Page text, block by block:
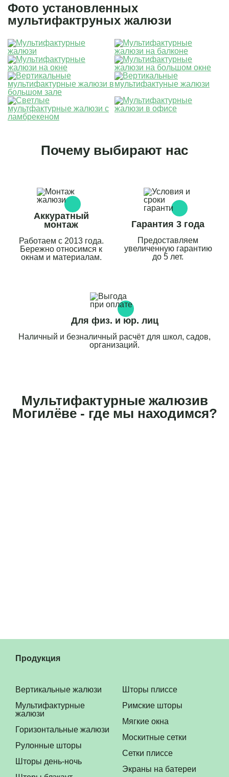
Фото установленных
мультифактруных жалюзи
Почему выбирают нас
Аккуратный
монтаж
Работаем с 2013 года.
Бережно относимся к
окнам и материалам.
Гарантия 3 года
Предоставляем
увеличенную гарантию
до 5 лет.
Для физ. и юр. лиц
Наличный и безналичный расчёт для школ, садов,
организаций.
Мультифактурные жалюзив
Могилёве - где мы находимся?
Продукция
Вертикальные жалюзи
Мультифактурные
жалюзи
Горизонтальные жалюзи
Рулонные шторы
Шторы день-ночь
Шторы плиссе
Римские шторы
Мягкие окна
Москитные сетки
Сетки плиссе
Экраны на батереи